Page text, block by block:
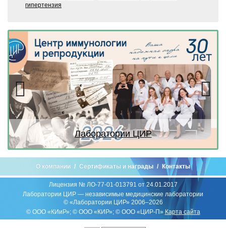
Лаборатории ЦИР
Previous Next
гипертензия
О компании Сертификаты и награды Контакты
Лицензия № ЛО-77-01-013791 от 24.01.2017
Лаборатории ЦИР — независимые медицинские лаборатории
© «Лаборатории ЦИР» 2006–2026
© ООО «КИиР»; © ООО «КИР»; © ООО «ЦИР-П» Карта сайта